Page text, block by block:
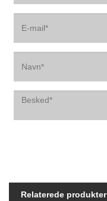
Relaterede produkter